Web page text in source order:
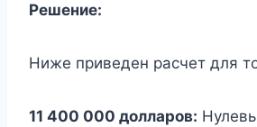
Решение:
Ниже приведен расчет для
11 400 000 долларов: